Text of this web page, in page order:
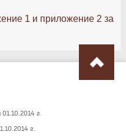
1 и приложение 2 за
г.
г.